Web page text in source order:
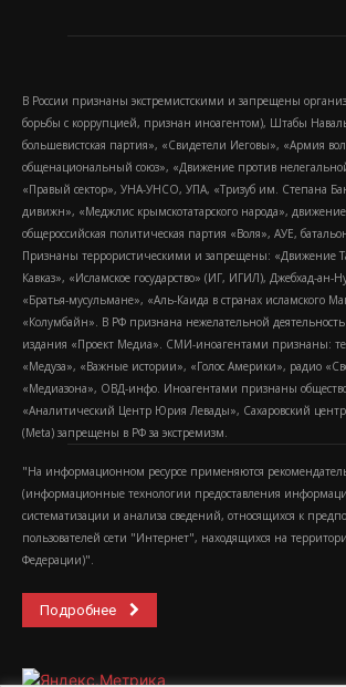
В России признаны экстремистскими и запрещены
борьбы с коррупцией, признан иноагентом), Штабы
большевистская партия», «Свидетели Иеговы», «Армия
общенациональный союз», «Движение против
«Правый сектор», УНА-УНСО, УПА, «Тризуб им. Степана
дивижн», «Меджлис крымскотатарского народа», движение
общероссийская политическая партия «Воля», АУЕ,
Признаны террористическими и запрещены: «Движение
Кавказ», «Исламское государство» (ИГ, ИГИЛ), Джебхад-
«Братья-мусульмане», «Аль-Каида в странах исламского
«Колумбайн». В РФ признана нежелательной
издания «Проект Медиа». СМИ-иноагентами признаны:
«Медуза», «Важные истории», «Голос Америки», радио
«Медиазона», ОВД-инфо. Иноагентами признаны
«Аналитический Центр Юрия Левады», Сахаровский
(Metа) запрещены в РФ за экстремизм.
"На информационном ресурсе применяются
(информационные технологии предоставления
систематизации и анализа сведений, относящихся к
пользователей сети "Интернет", находящихся на
Федерации)".
Подробнее